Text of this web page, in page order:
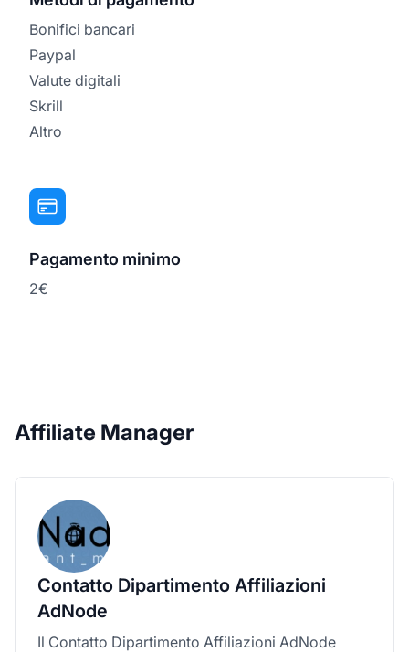
Bonifici bancari
Paypal
Valute digitali
Skrill
Altro
Pagamento minimo
2€
Affiliate Manager
Contatto Dipartimento Affiliazioni
AdNode
Il Contatto Dipartimento Affiliazioni AdNode